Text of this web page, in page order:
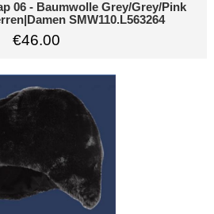
06 - Baumwolle Grey/Grey/Pink
SMW110.L563264
€46.00